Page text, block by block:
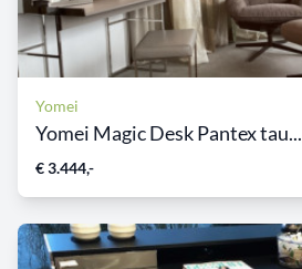
Yomei
Yomei Magic Desk Pantex tau...
€ 3.444,-